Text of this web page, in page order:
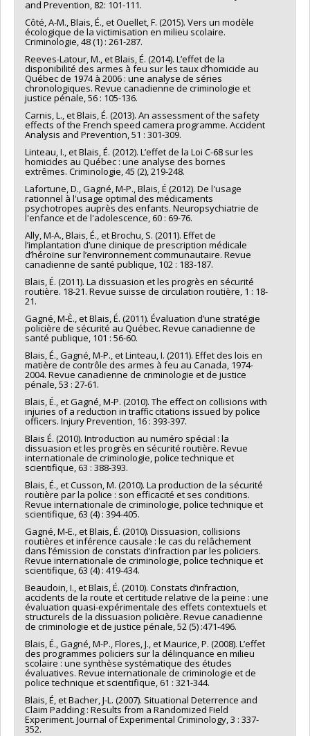
and Prevention, 82: 101-111.
Côté, A-M., Blais, É., et Ouellet, F. (2015). Vers un modèle
écologique de la victimisation en milieu scolaire.
Criminologie, 48 (1) : 261-287.
Reeves-Latour, M., et Blais, É. (2014). L’effet de la
disponibilité des armes à feu sur les taux d’homicide au
Québec de 1974 à 2006 : une analyse de séries
chronologiques. Revue canadienne de criminologie et
justice pénale, 56 : 105-136.
Carnis, L., et Blais, É. (2013). An assessment of the safety
effects of the French speed camera programme. Accident
Analysis and Prevention, 51 : 301-309.
Linteau, I., et Blais, É. (2012). L’effet de la Loi C-68 sur les
homicides au Québec : une analyse des bornes
extrêmes. Criminologie, 45 (2), 219-248.
Lafortune, D., Gagné, M-P., Blais, É (2012). De l'usage
rationnel à l'usage optimal des médicaments
psychotropes auprès des enfants. Neuropsychiatrie de
l'enfance et de l'adolescence, 60 : 69-76.
Ally, M-A., Blais, É., et Brochu, S. (2011). Effet de
l’implantation d’une clinique de prescription médicale
d’héroïne sur l’environnement communautaire. Revue
canadienne de santé publique, 102 : 183-187.
Blais, É. (2011). La dissuasion et les progrès en sécurité
routière. 18-21. Revue suisse de circulation routière, 1 : 18-
21.
Gagné, M-È., et Blais, É. (2011). Évaluation d’une stratégie
policière de sécurité au Québec. Revue canadienne de
santé publique, 101 : 56-60.
Blais, É., Gagné, M-P., et Linteau, I. (2011). Effet des lois en
matière de contrôle des armes à feu au Canada, 1974-
2004. Revue canadienne de criminologie et de justice
pénale, 53 : 27-61.
Blais, É., et Gagné, M-P. (2010). The effect on collisions with
injuries of a reduction in traffic citations issued by police
officers. Injury Prevention, 16 : 393-397.
Blais É. (2010). Introduction au numéro spécial : la
dissuasion et les progrès en sécurité routière. Revue
internationale de criminologie, police technique et
scientifique, 63 : 388-393.
Blais, É., et Cusson, M. (2010). La production de la sécurité
routière par la police : son efficacité et ses conditions.
Revue internationale de criminologie, police technique et
scientifique, 63 (4) : 394-405.
Gagné, M-E., et Blais, É. (2010). Dissuasion, collisions
routières et inférence causale : le cas du relâchement
dans l’émission de constats d’infraction par les policiers.
Revue internationale de criminologie, police technique et
scientifique, 63 (4) : 419-434.
Beaudoin, I., et Blais, É. (2010). Constats d’infraction,
accidents de la route et certitude relative de la peine : une
évaluation quasi-expérimentale des effets contextuels et
structurels de la dissuasion policière. Revue canadienne
de criminologie et de justice pénale, 52 (5) :471-496.
Blais, É., Gagné, M-P., Flores, J., et Maurice, P. (2008). L’effet
des programmes policiers sur la délinquance en milieu
scolaire : une synthèse systématique des études
évaluatives. Revue internationale de criminologie et de
police technique et scientifique, 61 : 321-344.
Blais, É, et Bacher, J-L. (2007). Situational Deterrence and
Claim Padding : Results from a Randomized Field
Experiment. Journal of Experimental Criminology, 3 : 337-
352.